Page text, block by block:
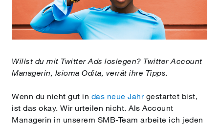
Willst du mit Twitter Ads loslegen? Twitter Account
Managerin, Isioma Odita, verrät ihre Tipps.
Wenn du nicht gut in das neue Jahrgestartet bist,
ist das okay. Wir urteilen nicht. Als Account
Managerin in unserem SMB-Team arbeite ich jeden